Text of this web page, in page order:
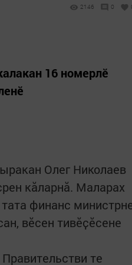
2146 0
16 номерлӗ
Олег Николаев
кӑларнӑ. Маларах
финанс
вӗсен тивӗҫӗсене
те